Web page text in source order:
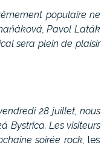
populaire ne
Pavol Laták
sera plein de plaisir
28 juillet, nous
Bystrica. Les visiteurs
soirée rock, les